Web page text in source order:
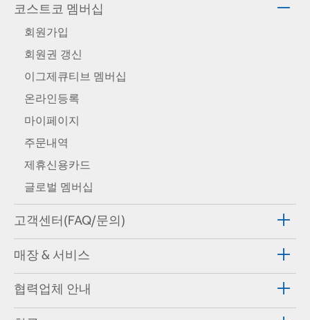
코스트코 멤버십
회원가입
회원권 갱신
이그제큐티브 멤버십
온라인등록
마이페이지
주문내역
제휴신용카드
글로벌 멤버십
고객센터(FAQ/문의)
매장 & 서비스
협력업체 안내